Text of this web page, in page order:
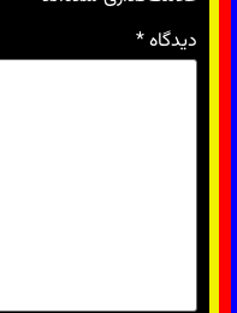
دیدگاه*